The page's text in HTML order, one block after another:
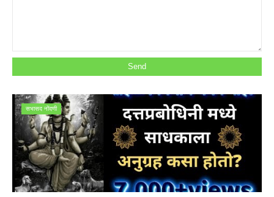
सभासद नोंदणी